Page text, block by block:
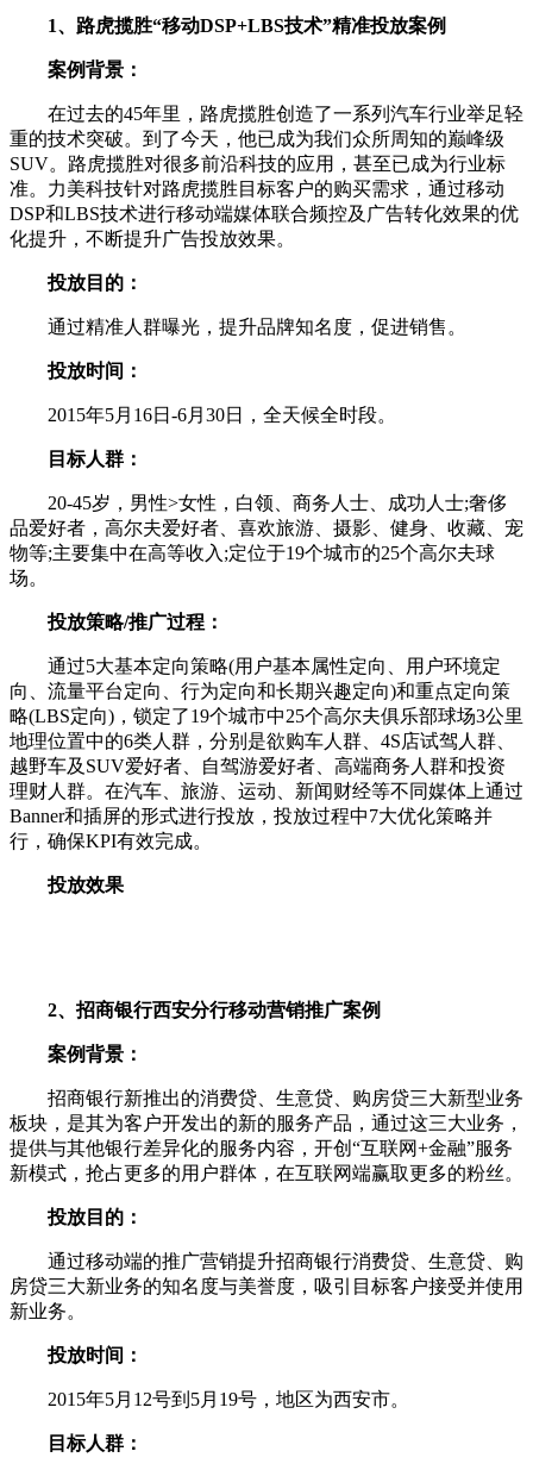
1、路虎揽胜“移动DSP+LBS技术”精准投放案例
案例背景：
在过去的45年里，路虎揽胜创造了一系列汽车行业举足轻
重的技术突破。到了今天，他已成为我们众所周知的巅峰级
SUV。路虎揽胜对很多前沿科技的应用，甚至已成为行业标
准。力美科技针对路虎揽胜目标客户的购买需求，通过移动
DSP和LBS技术进行移动端媒体联合频控及广告转化效果的优
化提升，不断提升广告投放效果。
投放目的：
通过精准人群曝光，提升品牌知名度，促进销售。
投放时间：
2015年5月16日-6月30日，全天候全时段。
目标人群：
20-45岁，男性>女性，白领、商务人士、成功人士;奢侈
品爱好者，高尔夫爱好者、喜欢旅游、摄影、健身、收藏、宠
物等;主要集中在高等收入;定位于19个城市的25个高尔夫球
场。
投放策略/推广过程：
通过5大基本定向策略(用户基本属性定向、用户环境定
向、流量平台定向、行为定向和长期兴趣定向)和重点定向策
略(LBS定向)，锁定了19个城市中25个高尔夫俱乐部球场3公里
地理位置中的6类人群，分别是欲购车人群、4S店试驾人群、
越野车及SUV爱好者、自驾游爱好者、高端商务人群和投资
理财人群。在汽车、旅游、运动、新闻财经等不同媒体上通过
Banner和插屏的形式进行投放，投放过程中7大优化策略并
行，确保KPI有效完成。
投放效果
2、招商银行西安分行移动营销推广案例
案例背景：
招商银行新推出的消费贷、生意贷、购房贷三大新型业务
板块，是其为客户开发出的新的服务产品，通过这三大业务，
提供与其他银行差异化的服务内容，开创“互联网+金融”服务
新模式，抢占更多的用户群体，在互联网端赢取更多的粉丝。
投放目的：
通过移动端的推广营销提升招商银行消费贷、生意贷、购
房贷三大新业务的知名度与美誉度，吸引目标客户接受并使用
新业务。
投放时间：
2015年5月12号到5月19号，地区为西安市。
目标人群：